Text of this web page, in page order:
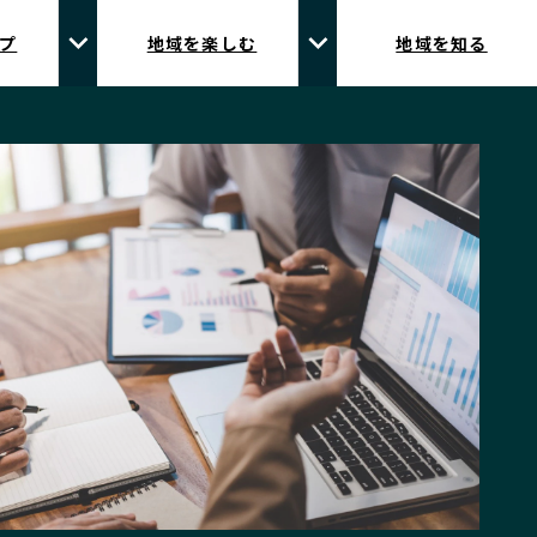
地域を楽しむ 地域を知る